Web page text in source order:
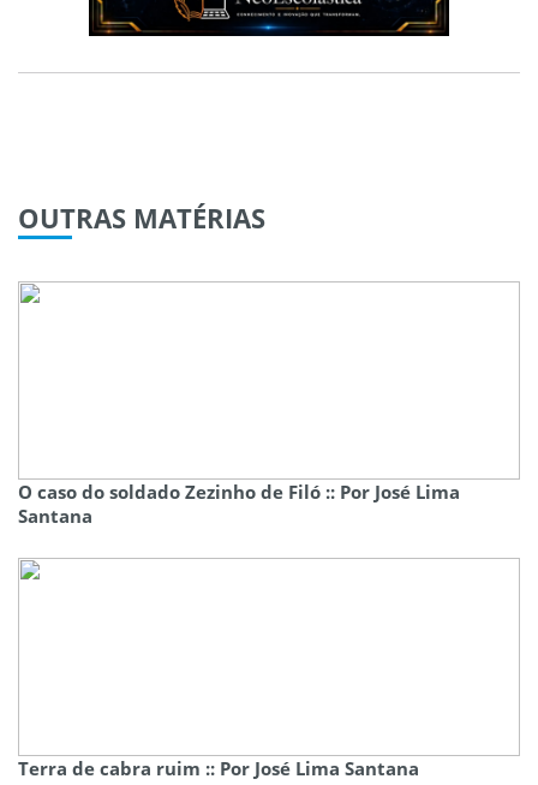
OUTRAS MATÉRIAS
O caso do soldado Zezinho de Filó :: Por José Lima
Santana
Terra de cabra ruim :: Por José Lima Santana